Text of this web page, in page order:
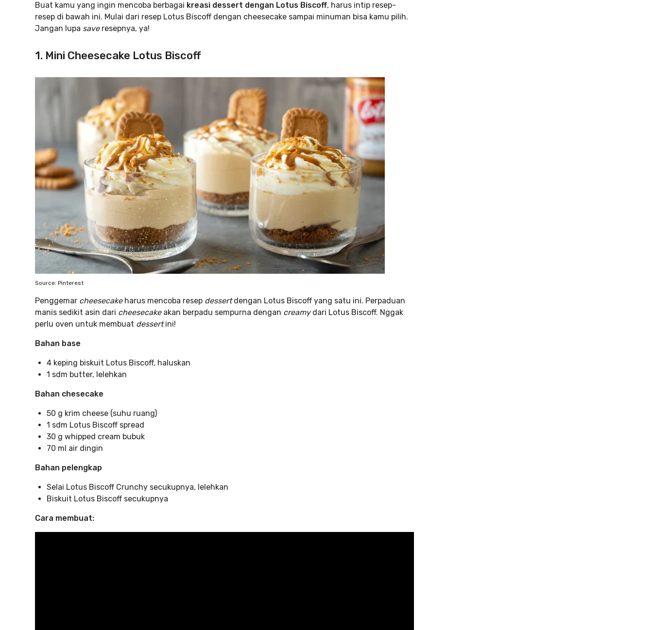
Buat kamu yang ingin mencoba berbagai kreasi dessert dengan Lotus Biscoff, harus intip resep-
resep di bawah ini. Mulai dari resep Lotus Biscoff dengan cheesecake sampai minuman bisa kamu pilih.
Jangan lupa saveresepnya, ya!
1. Mini Cheesecake Lotus Biscoff
Source: Pinterest
Penggemar cheesecakeharus mencoba resep dessertdengan Lotus Biscoff yang satu ini. Perpaduan
manis sedikit asin dari cheesecakeakan berpadu sempurna dengan creamydari Lotus Biscoff. Nggak
perlu oven untuk membuat dessertini!
Bahan base
4 keping biskuit Lotus Biscoff, haluskan
1 sdm butter, lelehkan
Bahan chesecake
50 g krim cheese (suhu ruang)
1 sdm Lotus Biscoff spread
30 g whipped cream bubuk
70 ml air dingin
Bahan pelengkap
Selai Lotus Biscoff Crunchy secukupnya, lelehkan
Biskuit Lotus Biscoff secukupnya
Cara membuat: